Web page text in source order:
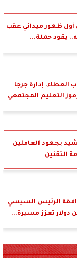
أول ظهور ميداني عقب
يقود حملة...
العطاء. إدارة جرجا
التعليم المجتمعي
بجهود العاملين
التقنين
الرئيس السيسي